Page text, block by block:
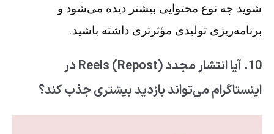
شوید چه نوع محتوایی بیشتر دیده می‌شود و
برنامه‌ریزی تولیدی مؤثرتری داشته باشید.
10. آیا انتشار مجدد (Repost) Reels در
اینستاگرام می‌تواند بازدید بیشتری جذب کند؟